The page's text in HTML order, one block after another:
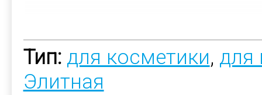
Тип: для косметики, для
Элитная